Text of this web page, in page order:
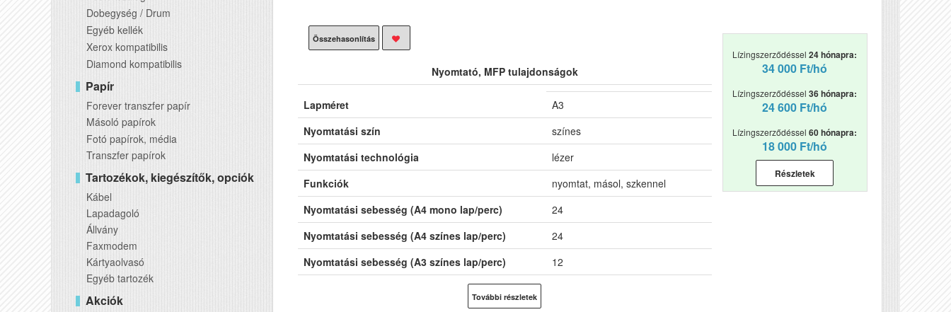
Dobegység / Drum
Egyéb kellék
Xerox kompatibilis
Diamond kompatibilis
Papír
Forever transzfer papír
Másoló papírok
Fotó papírok, média
Transzfer papírok
Tartozékok, kiegészítők, opciók
Kábel
Lapadagoló
Állvány
Faxmodem
Kártyaolvasó
Egyéb tartozék
Akciók
Összehasonlítás
Nyomtató, MFP tulajdonságok
Lapméret
A3
Nyomtatási szín
színes
Nyomtatási technológia
lézer
Funkciók
nyomtat, másol, szkennel
Nyomtatási sebesség (A4 mono lap/perc)
24
Nyomtatási sebesség (A4 színes lap/perc)
24
Nyomtatási sebesség (A3 színes lap/perc)
12
Nyomtatási sebesség (A3 mono lap/perc)
További részletek
Lízingszerződéssel24 hónapra:
34 000 Ft/hó
Lízingszerződéssel36 hónapra:
24 600 Ft/hó
Lízingszerződéssel60 hónapra:
18 000 Ft/hó
Részletek